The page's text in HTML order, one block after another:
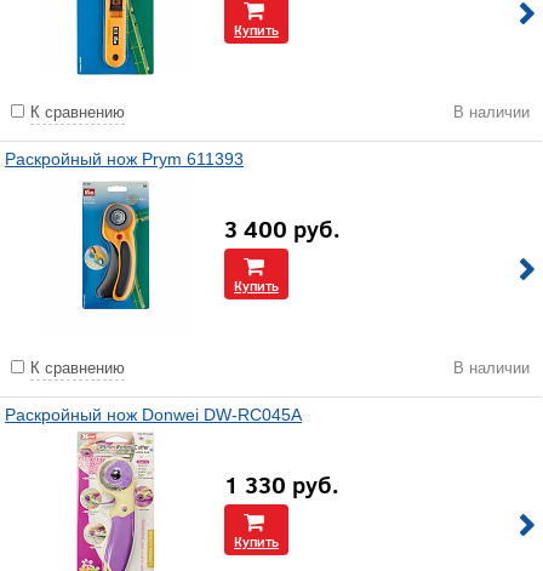
Купить
К сравнению В наличии
Раскройный нож Prym 611393
3 400 руб.
Купить
К сравнению В наличии
Раскройный нож Donwei DW-RC045A
1 330 руб.
Купить